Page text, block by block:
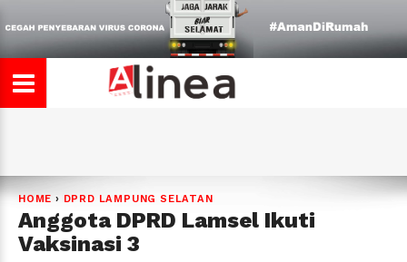
HOME › DPRD LAMPUNG SELATAN
Anggota DPRD Lamsel Ikuti
Vaksinasi 3